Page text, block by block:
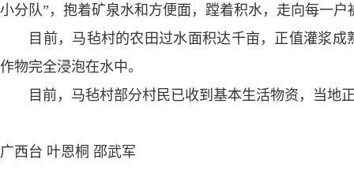
小分队”，抱着矿泉水和方便面，蹚着积水，走向每一户
目前，马毡村的农田过水面积达千亩，正值灌浆成
作物完全浸泡在水中。
目前，马毡村部分村民已收到基本生活物资，当地
广西台 叶恩桐 邵武军